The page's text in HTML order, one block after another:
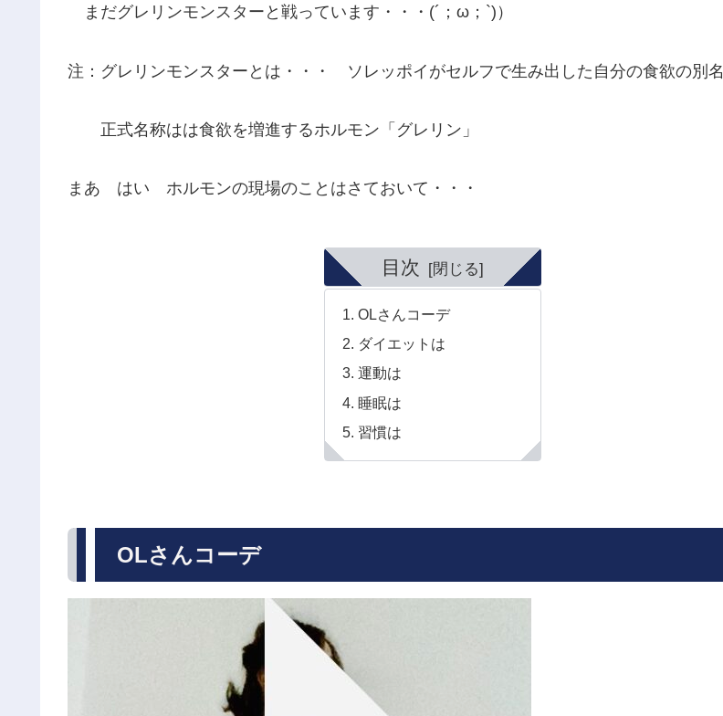
まだグレリンモンスターと戦っています・・・(´；ω；`)）
注：グレリンモンスターとは・・・ ソレッポイがセルフで生み出した自分の食欲の別名
正式名称はは食欲を増進するホルモン「グレリン」
まあ はい ホルモンの現場のことはさておいて・・・
目次
OLさんコーデ
ダイエットは
運動は
睡眠は
習慣は
OLさんコーデ